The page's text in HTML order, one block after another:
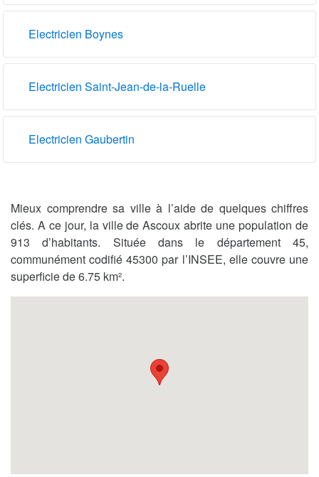
Electricien Boynes
Electricien Saint-Jean-de-la-Ruelle
Electricien Gaubertin
Mieux comprendre sa ville à l’aide de quelques chiffres
clés. A ce jour, la ville de Ascoux abrite une population de
913 d’habitants. Située dans le département 45,
communément codifié 45300 par l’INSEE, elle couvre une
superficie de 6.75 km².